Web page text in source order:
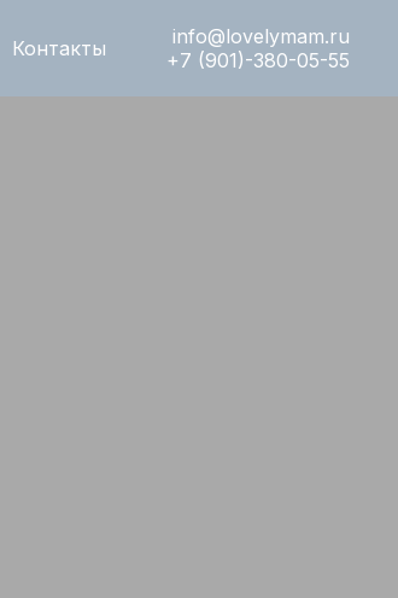
Контакты
info@lovelymam.ru
+7 (901)-380-05-55